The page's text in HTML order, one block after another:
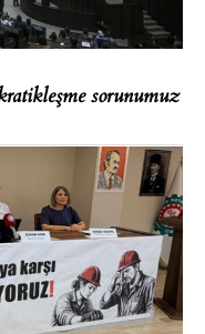
sorunumuz